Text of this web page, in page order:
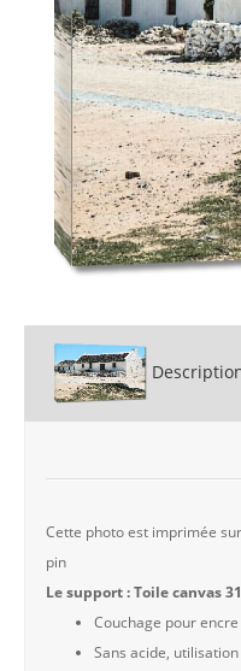
Cette photo est imprimée
pin
Le support : Toile canvas
Couchage pour
Sans acide,